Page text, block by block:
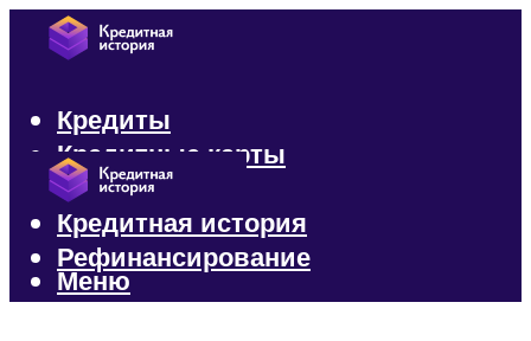
Кредиты
Кредитные карты
Микрозаймы
Кредитная история
Рефинансирование
Меню